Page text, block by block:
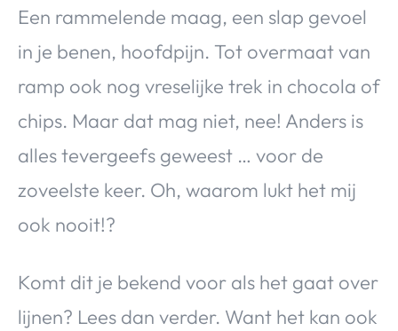
Food & Drinks Health & Beauty Gadgets
Huis & Tuin
Travel
Een rammelende maag, een slap gevoel
in je benen, hoofdpijn. Tot overmaat van
ramp ook nog vreselijke trek in chocola of
chips. Maar dat mag niet, nee! Anders is
alles tevergeefs geweest … voor de
zoveelste keer. Oh, waarom lukt het mij
ook nooit!?
Komt dit je bekend voor als het gaat over
lijnen? Lees dan verder. Want het kan ook